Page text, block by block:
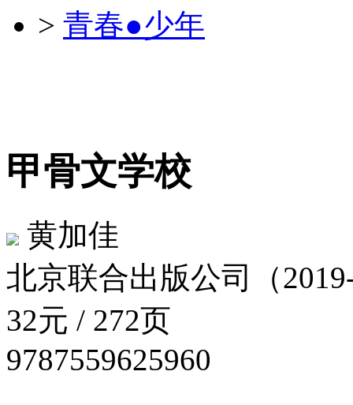
> 青春●少年
甲骨文学校
黄加佳
北京联合出版公司（
32元 / 272页
9787559625960